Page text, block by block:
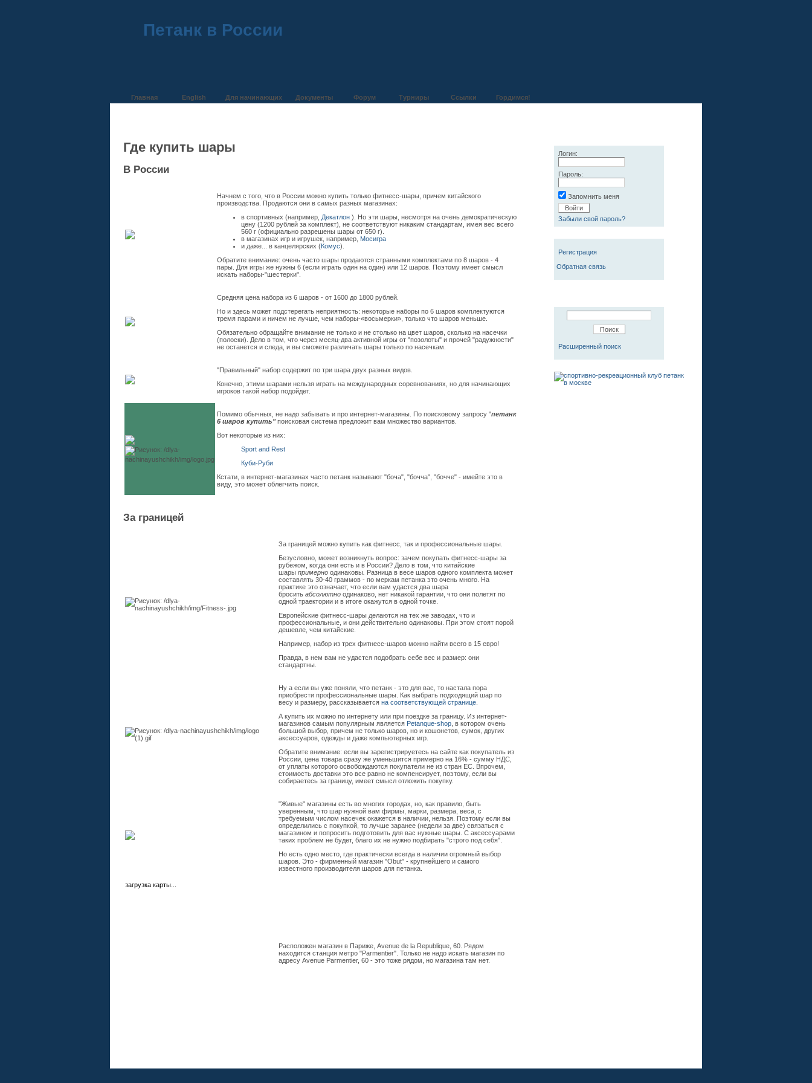
Петанк в России
Главная English Для начинающих Документы Форум Турниры Ссылки Гордимся!
Где купить шары
В России
Начнем с того, что в России можно купить только фитнесс-шары, причем китайского
производства. Продаются они в самых разных магазинах:
в спортивных (например, Декатлон ). Но эти шары, несмотря на очень демократическую
цену (1200 рублей за комплект), не соответствуют никаким стандартам, имея вес всего
560 г (официально разрешены шары от 650 г).
в магазинах игр и игрушек, например, Мосигра
и даже... в канцелярских (Комус).
Обратите внимание: очень часто шары продаются странными комплектами по 8 шаров - 4
пары. Для игры же нужны 6 (если играть один на один) или 12 шаров. Поэтому имеет смысл
искать наборы-"шестерки".
Средняя цена набора из 6 шаров - от 1600 до 1800 рублей.
Но и здесь может подстерегать неприятность: некоторые наборы по 6 шаров комплектуются
тремя парами и ничем не лучше, чем наборы-«восьмерки», только что шаров меньше.
Обязательно обращайте внимание не только и не столько на цвет шаров, сколько на насечки
(полоски). Дело в том, что через месяц-два активной игры от "позолоты" и прочей "радужности"
не останется и следа, и вы сможете различать шары только по насечкам.
"Правильный" набор содержит по три шара двух разных видов.
Конечно, этими шарами нельзя играть на международных соревнованиях, но для начинающих
игроков такой набор подойдет.
Помимо обычных, не надо забывать и про интернет-магазины. По поисковому запросу "петанк
6 шаров купить"поисковая система предложит вам множество вариантов.
Вот некоторые из них:
Sport and Rest
Куби-Руби
Кстати, в интернет-магазинах часто петанк называют "боча", "бочча", "бочче" - имейте это в
виду, это может облегчить поиск.
За границей
За границей можно купить как фитнесс, так и профессиональные шары.
Безусловно, может возникнуть вопрос: зачем покупать фитнесс-шары за
рубежом, когда они есть и в России? Дело в том, что китайские
шары примерно одинаковы Разница в весе шаров одного комплекта может
составлять 30-40 граммов - по меркам петанка это очень много. На
практике это означает, что если вам удастся два шара
бросить абсолютно одинаково, нет никакой гарантии, что они полетят по
одной траектории и в итоге окажутся в одной точке.
Европейские фитнесс-шары делаются на тех же заводах, что и
профессиональные, и они действительно одинаковы. При этом стоят порой
дешевле, чем китайские.
Например, набор из трех фитнесс-шаров можно найти всего в 15 евро!
Правда, в нем вам не удастся подобрать себе вес и размер: они
стандартны.
Ну а если вы уже поняли, что петанк - это для вас, то настала пора
приобрести профессиональные шары. Как выбрать подходящий шар по
весу и размеру, рассказывается на соответствующей странице
А купить их можно по интернету или при поездке за границу. Из интернет-
магазинов самым популярным является Рetanque-shop , в котором очень
большой выбор, причем не только шаров, но и кошонетов, сумок, других
аксессуаров, одежды и даже компьютерных игр.
Обратите внимание: если вы зарегистрируетесь на сайте как покупатель из
России, цена товара сразу же уменьшится примерно на 16% - сумму НДС,
от уплаты которого освобождаются покупатели не из стран ЕС. Впрочем,
стоимость доставки это все равно не компенсирует, поэтому, если вы
собираетесь за границу, имеет смысл отложить покупку.
"Живые" магазины есть во многих городах, но, как правило, быть
уверенным, что шар нужной вам фирмы, марки, размера, веса, с
требуемым числом насечек окажется в наличии, нельзя. Поэтому если вы
определились с покупкой, то лучше заранее (недели за две) связаться с
магазином и попросить подготовить для вас нужные шары. С аксессуарами
таких проблем не будет, благо их не нужно подбирать "строго под себя".
Но есть одно место, где практически всегда в наличии огромный выбор
шаров. Это - фирменный магазин "Obut" - крупнейшего и самого
известного производителя шаров для петанка.
загрузка карты...
Расположен магазин в Париже, Avenue de la Republique, 60. Рядом
находится станция метро "Parmentier". Только не надо искать магазин по
адресу Avenue Parmentier, 60 - это тоже рядом, но магазина там нет.
Логин:
Пароль:
Запомнить меня
Забыли свой пароль?
Регистрация
Обратная связь
Расширенный поиск